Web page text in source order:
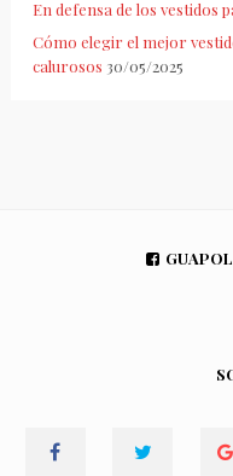
En defensa de los vestidos
Cómo elegir el mejor
calurosos 30/05/2025